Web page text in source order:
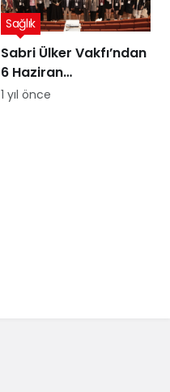
Sabri Ülker Vakfı’ndan
6 Haziran
Diyetisyenler Günü’ne
Sağlık
1 yıl önce